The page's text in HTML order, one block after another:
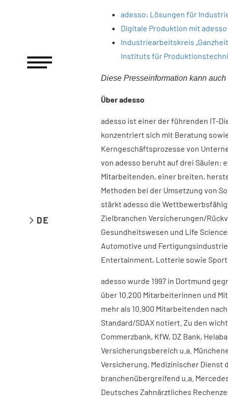
DE
adesso: Lösungen für
Digitale Produktion mit adesso
Industriearbeitskreis
Instituts für
Diese Presseinformation kann auch
Über adesso​
adesso ist einer der führenden IT-
konzentriert sich mit Beratung
Kerngeschäftsprozesse von
von adesso beruht auf drei Säulen:
Mitarbeitenden, einer breiten,
Methoden bei der Umsetzung von
stärkt adesso die
Zielbranchen Versicherungen/
Gesundheitswesen und Life
Automotive und
Entertainment, Lotterie sowie Sport.
adesso wurde 1997 in Dortmund
über 10.200 Mitarbeiterinnen und
mehr als 10.900 Mitarbeitenden
Standard/SDAX notiert. Zu den
Commerzbank, KfW, DZ Bank,
Versicherungsbereich u.a.
Versicherung, Medizinischer Dienst
branchenübergreifend u.a.
Deutsches Zahnärztliches